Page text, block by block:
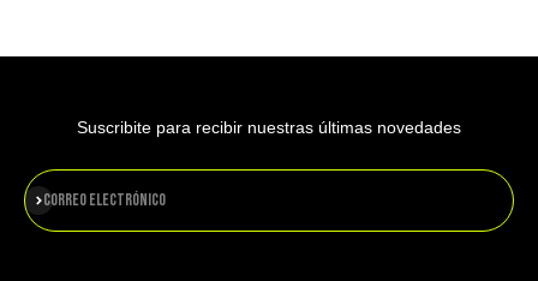
Suscribite para recibir nuestras últimas novedades
Correo electrónico
Suscribirse